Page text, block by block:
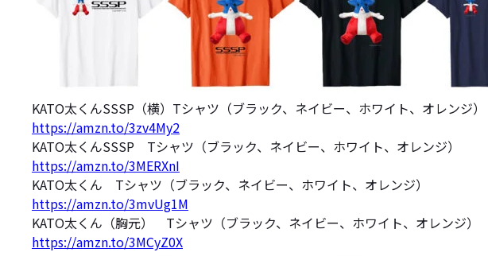
KATO太くんSSSP（横）Tシャツ（ブラック、ネイビー、ホワイト、オレンジ）
https://amzn.to/3zv4My2
KATO太くんSSSP Tシャツ（ブラック、ネイビー、ホワイト、オレンジ）
https://amzn.to/3MERXnI
KATO太くん Tシャツ（ブラック、ネイビー、ホワイト、オレンジ）
https://amzn.to/3mvUg1M
KATO太くん（胸元） Tシャツ（ブラック、ネイビー、ホワイト、オレンジ）
https://amzn.to/3MCyZ0X